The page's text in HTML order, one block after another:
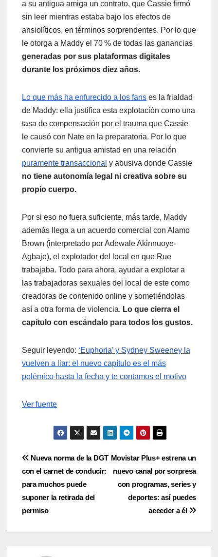
a su antigua amiga un contrato, que Cassie firmó
sin leer mientras estaba bajo los efectos de
ansiolíticos, en términos sorprendentes. Por lo que
le otorga a Maddy el 70 % de todas las ganancias
generadas por sus plataformas digitales
durante los próximos diez años.
Lo que más ha enfurecido a los fans es la frialdad
de Maddy: ella justifica esta explotación como una
tasa de compensación por el trauma que Cassie
le causó con Nate en la preparatoria. Por lo que
convierte su antigua amistad en una relación
puramente transaccional y abusiva donde Cassie
no tiene autonomía legal ni creativa sobre su
propio cuerpo.
Por si eso no fuera suficiente, más tarde, Maddy
además llega a un acuerdo comercial con Alamo
Brown (interpretado por Adewale Akinnuoye-
Agbaje), el explotador del local en que Rue
trabajaba. Todo para ahora, ayudar a explotar a
las trabajadoras sexuales del local de este como
creadoras de contenido online y sometiéndolas
así a otra forma de violencia. Lo que cierra el
capítulo con escándalo para todos los gustos.
Seguir leyendo: ‘Euphoria’ y Sydney Sweeney la
vuelven a liar: el nuevo capítulo es el más
polémico hasta la fecha y te contamos el motivo
Ver fuente
Navegación
de
entradas
Movistar Plus+ estrena un
nuevo canal por sorpresa
con programas, series y
deportes: así puedes
acceder a él
Nueva norma de la DGT
con el carnet de conducir:
para muchos puede
suponer la retirada del
permiso